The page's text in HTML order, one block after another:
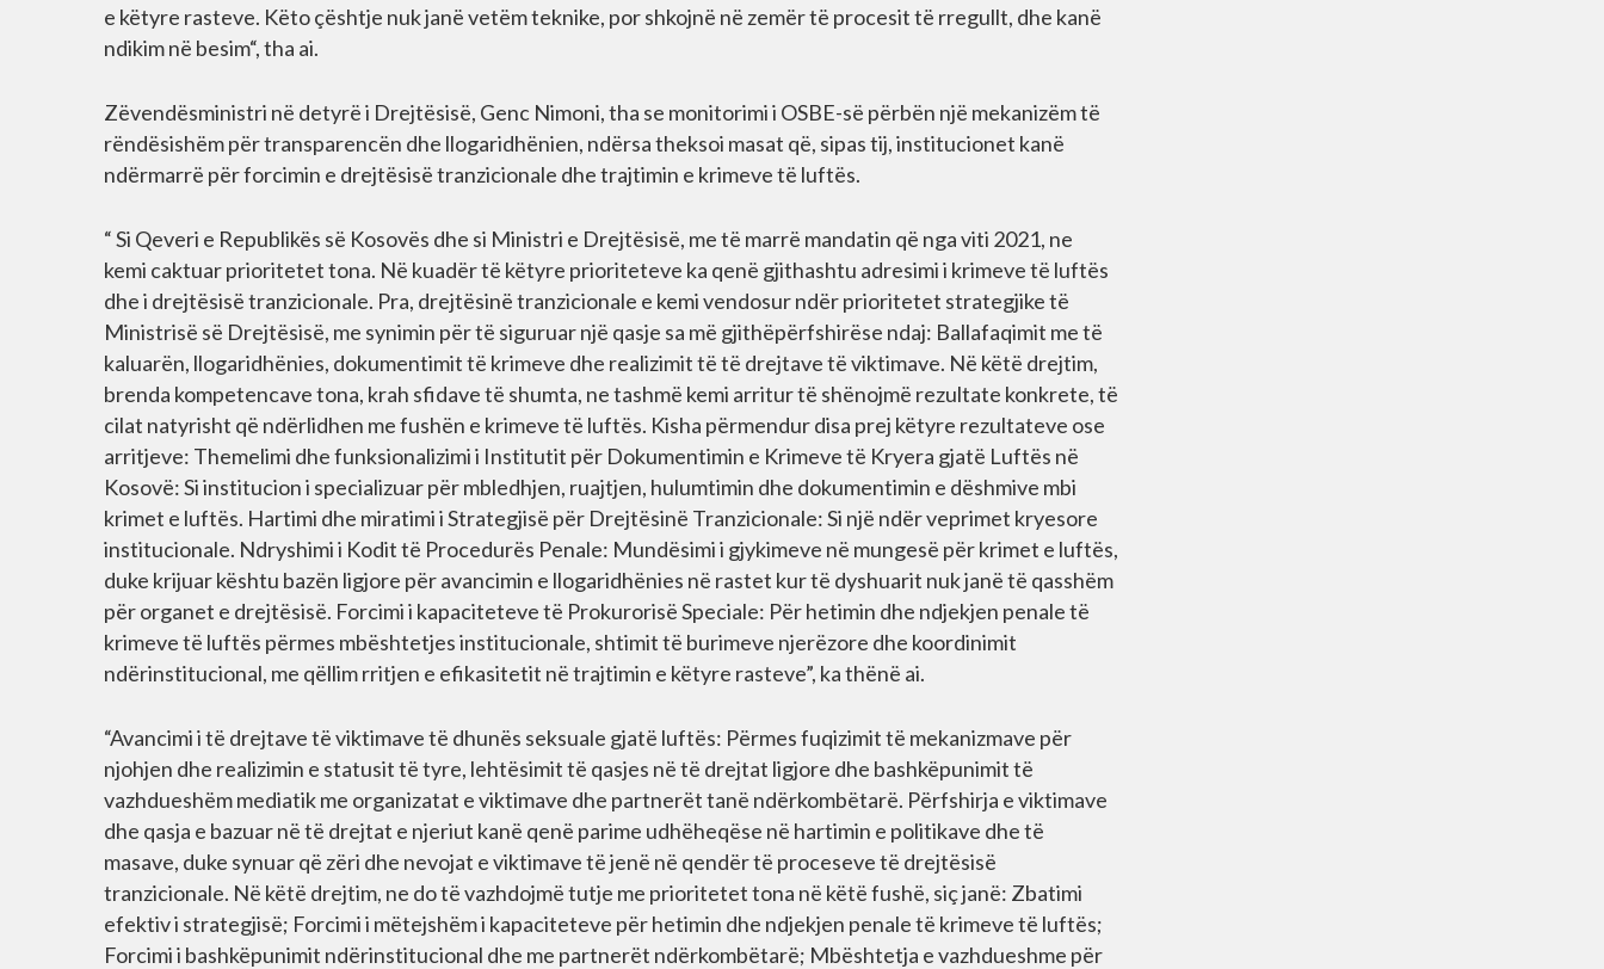
e këtyre rasteve. Këto çështje nuk janë vetëm teknike, por shkojnë në zemër të procesit të rregullt, dhe kanë
ndikim në besim“, tha ai.
Zëvendësministri në detyrë i Drejtësisë, Genc Nimoni, tha se monitorimi i OSBE-së përbën një mekanizëm të
rëndësishëm për transparencën dhe llogaridhënien, ndërsa theksoi masat që, sipas tij, institucionet kanë
ndërmarrë për forcimin e drejtësisë tranzicionale dhe trajtimin e krimeve të luftës.
“ Si Qeveri e Republikës së Kosovës dhe si Ministri e Drejtësisë, me të marrë mandatin që nga viti 2021, ne
kemi caktuar prioritetet tona. Në kuadër të këtyre prioriteteve ka qenë gjithashtu adresimi i krimeve të luftës
dhe i drejtësisë tranzicionale. Pra, drejtësinë tranzicionale e kemi vendosur ndër prioritetet strategjike të
Ministrisë së Drejtësisë, me synimin për të siguruar një qasje sa më gjithëpërfshirëse ndaj: Ballafaqimit me të
kaluarën, llogaridhënies, dokumentimit të krimeve dhe realizimit të të drejtave të viktimave. Në këtë drejtim,
brenda kompetencave tona, krah sfidave të shumta, ne tashmë kemi arritur të shënojmë rezultate konkrete, të
cilat natyrisht që ndërlidhen me fushën e krimeve të luftës. Kisha përmendur disa prej këtyre rezultateve ose
arritjeve: Themelimi dhe funksionalizimi i Institutit për Dokumentimin e Krimeve të Kryera gjatë Luftës në
Kosovë: Si institucion i specializuar për mbledhjen, ruajtjen, hulumtimin dhe dokumentimin e dëshmive mbi
krimet e luftës. Hartimi dhe miratimi i Strategjisë për Drejtësinë Tranzicionale: Si një ndër veprimet kryesore
institucionale. Ndryshimi i Kodit të Procedurës Penale: Mundësimi i gjykimeve në mungesë për krimet e luftës,
duke krijuar kështu bazën ligjore për avancimin e llogaridhënies në rastet kur të dyshuarit nuk janë të qasshëm
për organet e drejtësisë. Forcimi i kapaciteteve të Prokurorisë Speciale: Për hetimin dhe ndjekjen penale të
krimeve të luftës përmes mbështetjes institucionale, shtimit të burimeve njerëzore dhe koordinimit
ndërinstitucional, me qëllim rritjen e efikasitetit në trajtimin e këtyre rasteve”, ka thënë ai.
“Avancimi i të drejtave të viktimave të dhunës seksuale gjatë luftës: Përmes fuqizimit të mekanizmave për
njohjen dhe realizimin e statusit të tyre, lehtësimit të qasjes në të drejtat ligjore dhe bashkëpunimit të
vazhdueshëm mediatik me organizatat e viktimave dhe partnerët tanë ndërkombëtarë. Përfshirja e viktimave
dhe qasja e bazuar në të drejtat e njeriut kanë qenë parime udhëheqëse në hartimin e politikave dhe të
masave, duke synuar që zëri dhe nevojat e viktimave të jenë në qendër të proceseve të drejtësisë
tranzicionale. Në këtë drejtim, ne do të vazhdojmë tutje me prioritetet tona në këtë fushë, siç janë: Zbatimi
efektiv i strategjisë; Forcimi i mëtejshëm i kapaciteteve për hetimin dhe ndjekjen penale të krimeve të luftës;
Forcimi i bashkëpunimit ndërinstitucional dhe me partnerët ndërkombëtarë; Mbështetja e vazhdueshme për